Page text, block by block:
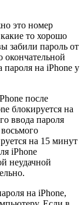
это номер
то хорошо
забили пароль от
окончательной
на iPhone у
после
блокируется на
ввода пароля
на 15 минут
iPhone
неудачной
на iPhone,